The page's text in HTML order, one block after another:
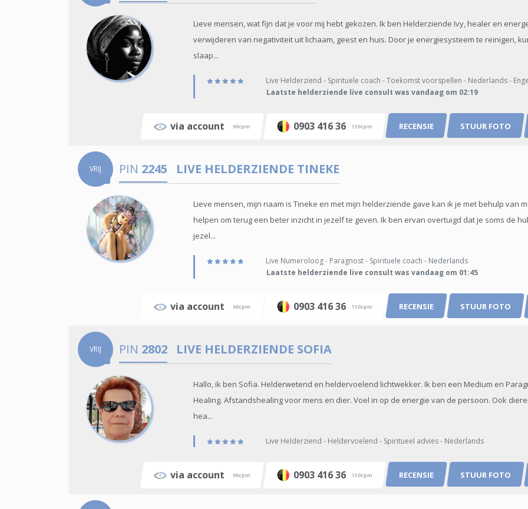
Lieve mensen, wat fijn dat je voor mij hebt gekozen. Ik ben Helderziende Ivy, healer en
verwijderen van negativiteit uit lichaam, geest en huis. Door je energiesysteem te reinigen,
slaap...
Live Helderziend - Spirituele coach - Toekomst voorspellen - Nederlands -
Laatste helderziende live consult was vandaag om 02:19
via account 90cpm 0903 416 36 150cpm RECENSIE STUUR FOTO
VRIJ PIN 2245 LIVE HELDERZIENDE TINEKE
Lieve mensen, mijn naam is Tineke en met mijn helderziende gave kan ik je met behulp van
helpen om terug een beter inzicht in jezelf te geven. Ik ben ervan overtuigd dat je soms de
jezel...
Live Numeroloog - Paragnost - Spirituele coach - Nederlands
Laatste helderziende live consult was vandaag om 01:45
via account 90cpm 0903 416 36 150cpm RECENSIE STUUR FOTO
VRIJ PIN 2802 LIVE HELDERZIENDE SOFIA
Hallo, ik ben Sofia. Helderwetend en heldervoelend lichtwekker. Ik ben een Medium en
Healing. Afstandshealing voor mens en dier. Voel in op de energie van de persoon. Ook
hea...
Live Helderziend - Heldervoelend - Spiritueel advies - Nederlands
via account 90cpm 0903 416 36 150cpm RECENSIE STUUR FOTO